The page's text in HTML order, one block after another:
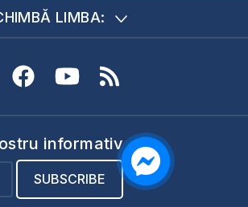
LIMBA:
informativ